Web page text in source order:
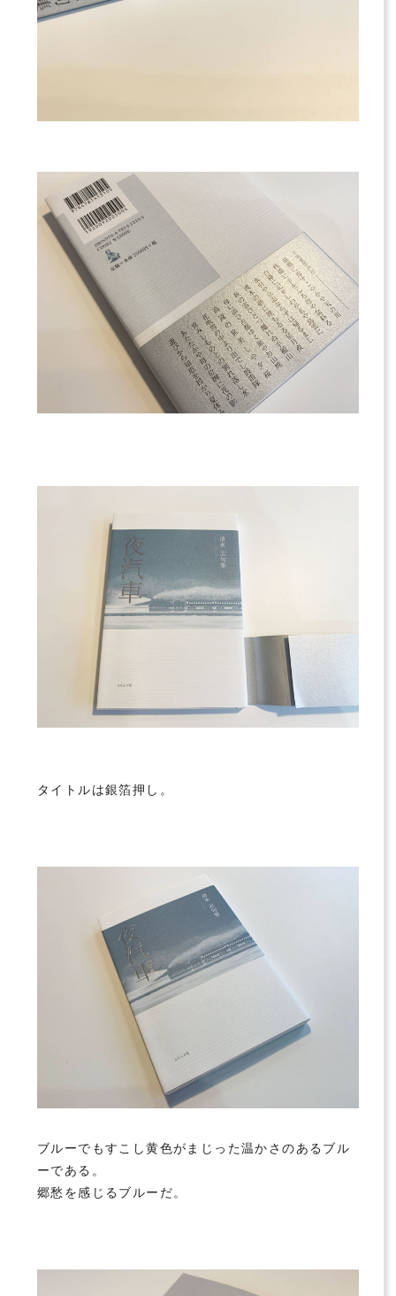
タイトルは銀箔押し。
ブルーでもすこし黄色がまじった温かさのあるブル
ーである。
郷愁を感じるブルーだ。